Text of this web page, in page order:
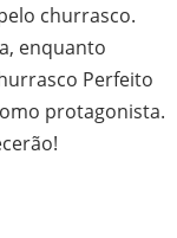
churrasco.
enquanto
Perfeito
protagonista.